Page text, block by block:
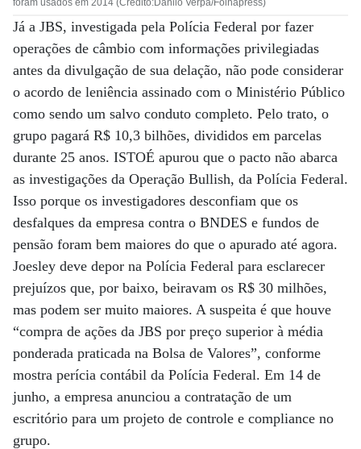
foram usados em 2014 (Crédito:Danilo Verpa/Folhapress)
Já a JBS, investigada pela Polícia Federal por fazer
operações de câmbio com informações privilegiadas
antes da divulgação de sua delação, não pode considerar
o acordo de leniência assinado com o Ministério Público
como sendo um salvo conduto completo. Pelo trato, o
grupo pagará R$ 10,3 bilhões, divididos em parcelas
durante 25 anos. ISTOÉ apurou que o pacto não abarca
as investigações da Operação Bullish, da Polícia Federal.
Isso porque os investigadores desconfiam que os
desfalques da empresa contra o BNDES e fundos de
pensão foram bem maiores do que o apurado até agora.
Joesley deve depor na Polícia Federal para esclarecer
prejuízos que, por baixo, beiravam os R$ 30 milhões,
mas podem ser muito maiores. A suspeita é que houve
“compra de ações da JBS por preço superior à média
ponderada praticada na Bolsa de Valores”, conforme
mostra perícia contábil da Polícia Federal. Em 14 de
junho, a empresa anunciou a contratação de um
escritório para um projeto de controle e compliance no
grupo.